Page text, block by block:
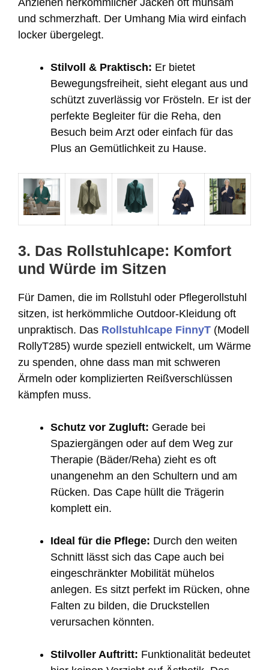
und schmerzhaft. Der Umhang Mia wird einfach
locker übergelegt.
Stilvoll & Praktisch: Er bietet
Bewegungsfreiheit, sieht elegant aus und
schützt zuverlässig vor Frösteln. Er ist der
perfekte Begleiter für die Reha, den
Besuch beim Arzt oder einfach für das
Plus an Gemütlichkeit zu Hause.
3. Das Rollstuhlcape: Komfort
und Würde im Sitzen
Für Damen, die im Rollstuhl oder Pflegerollstuhl
sitzen, ist herkömmliche Outdoor-Kleidung oft
unpraktisch. Das Rollstuhlcape FinnyT (Modell
RollyT285) wurde speziell entwickelt, um Wärme
zu spenden, ohne dass man mit schweren
Ärmeln oder komplizierten Reißverschlüssen
kämpfen muss.
Schutz vor Zugluft: Gerade bei
Spaziergängen oder auf dem Weg zur
Therapie (Bäder/Reha) zieht es oft
unangenehm an den Schultern und am
Rücken. Das Cape hüllt die Trägerin
komplett ein.
Ideal für die Pflege: Durch den weiten
Schnitt lässt sich das Cape auch bei
eingeschränkter Mobilität mühelos
anlegen. Es sitzt perfekt im Rücken, ohne
Falten zu bilden, die Druckstellen
verursachen könnten.
Stilvoller Auftritt: Funktionalität bedeutet